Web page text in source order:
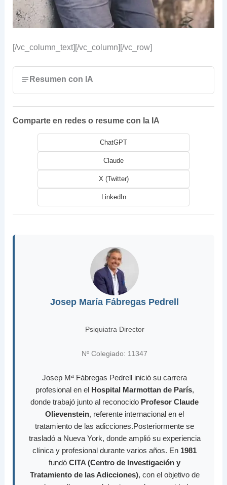
[/vc_column_text][/vc_column][/vc_row]
Resumen con IA
Comparte en redes o resume con la IA
ChatGPT
Claude
X (Twitter)
LinkedIn
Josep María Fábregas Pedrell
Psiquiatra Director
Nº Colegiado: 11347
Josep Mª Fàbregas Pedrell inició su carrera
profesional en el Hospital Marmottan de París,
donde trabajó junto al reconocido Profesor Claude
Olievenstein, referente internacional en el
tratamiento de las adicciones.Posteriormente se
trasladó a Nueva York, donde amplió su experiencia
clínica y profesional durante varios años. En 1981
fundó CITA (Centro de Investigación y
Tratamiento de las Adicciones), con el objetivo de